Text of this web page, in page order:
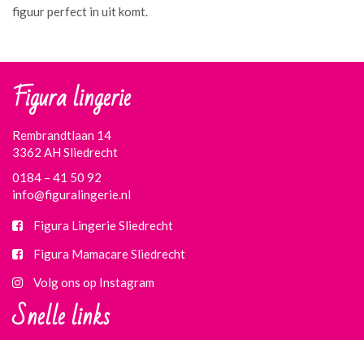
figuur perfect in uit komt.
Figura lingerie
Rembrandtlaan 14
3362 AH Sliedrecht
0184 – 41 50 92
info@figuralingerie.nl
Figura Lingerie Sliedrecht
Figura Mamacare Sliedrecht
Volg ons op Instagram
Snelle links